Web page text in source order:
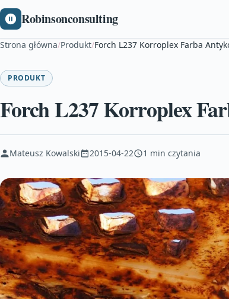
Robinsonconsulting
Strona główna/Produkt/Forch L237 Korroplex Farba
PRODUKT
Forch L237 Korroplex
Mateusz Kowalski 2015-04-22 1 min czytania